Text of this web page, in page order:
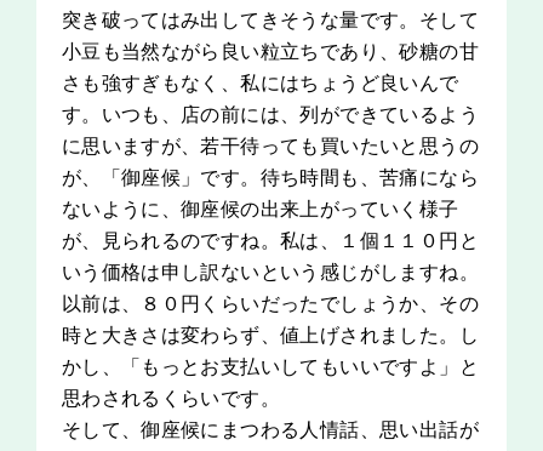
突き破ってはみ出してきそうな量です。そして
小豆も当然ながら良い粒立ちであり、砂糖の甘
さも強すぎもなく、私にはちょうど良いんで
す。いつも、店の前には、列ができているよう
に思いますが、若干待っても買いたいと思うの
が、「御座候」です。待ち時間も、苦痛になら
ないように、御座候の出来上がっていく様子
が、見られるのですね。私は、１個１１０円と
いう価格は申し訳ないという感じがしますね。
以前は、８０円くらいだったでしょうか、その
時と大きさは変わらず、値上げされました。し
かし、「もっとお支払いしてもいいですよ」と
思わされるくらいです。
そして、御座候にまつわる人情話、思い出話が